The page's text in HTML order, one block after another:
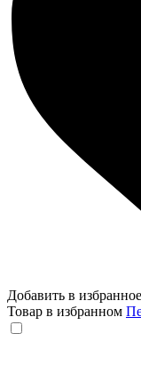
Добавить в избранное
Товар в избранном